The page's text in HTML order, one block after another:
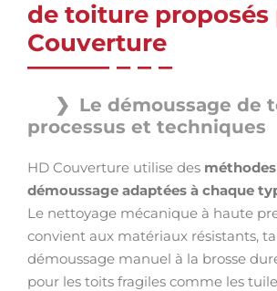
de toiture proposés
Couverture
Le démoussage de
processus et techniques
HD Couverture utilise des
démoussage adaptées à chaque
Le nettoyage mécanique à haute
convient aux matériaux résistants,
démoussage manuel à la brosse
pour les toits fragiles comme les